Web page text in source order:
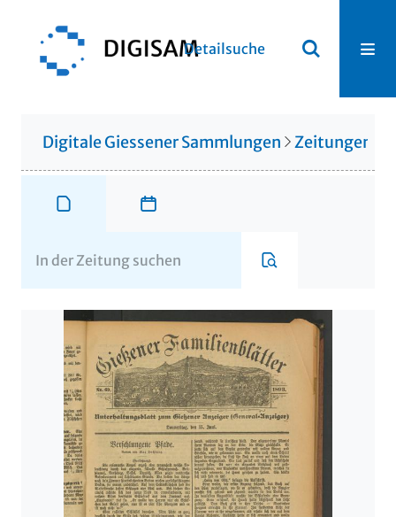
Detailsuche
Digitale Giessener Sammlungen Zeitungen